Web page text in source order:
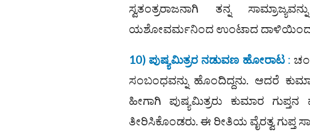
ಸ್ವತಂತ್ರರಾಜನಾಗಿ ತನ್ನ
ಯಶೋವರ್ಮನಿಂದ ಉಂಟಾದ ದಾಳಿಯಿಂದ
10) ಪುಷ್ಯಮಿತ್ರರ ನಡುವಣ ಹೋರಾಟ:
ಸಂಬಂಧವನ್ನು ಹೊಂದಿದ್ದನು. ಆದರೆ
ಹೀಗಾಗಿ ಪುಷ್ಯಮಿತ್ರರು ಕುಮಾರ
ತೀರಿಸಿಕೊಂಡರು. ಈ ರೀತಿಯ ವೈರತ್ವ ಗುಪ್ತ